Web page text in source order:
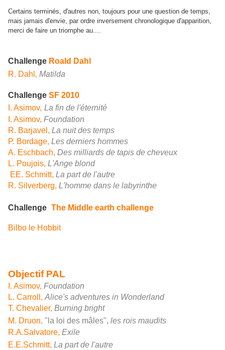
Certains terminés, d'autres non, toujours pour une question de temps,
mais jamais d'envie, par ordre inversement chronologique d'apparition,
merci de faire un triomphe au....
Challenge Roald Dahl
R. Dahl, Matilda
Challenge SF 2010
I. Asimov, La fin de l'éternité
I. Asimov, Foundation
R. Barjavel, La nuit des temps
P. Bordage, Les derniers hommes
A. Eschbach, Des milliards de tapis de cheveux
L. Poujois, L'Ange blond
EE. Schmitt, La part de l'autre
R. Silverberg, L'homme dans le labyrinthe
Challenge The Middle earth challenge
Bilbo le Hobbit
Objectif PAL
I. Asimov, Foundation
L. Carroll, Alice's adventures in Wonderland
T. Chevalier, Burning bright
M. Druon, "la loi des mâles", les rois maudits
R.A.Salvatore, Exile
E.E.Schmitt, La part de l'autre